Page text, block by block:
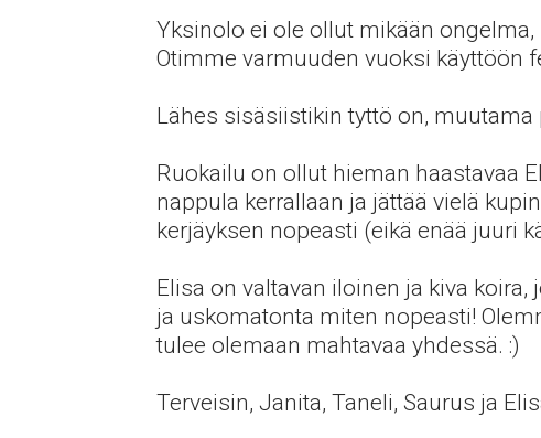
Yksinolo ei ole ollut mikään
Otimme varmuuden vuoksi käyttöön
Lähes sisäsiistikin tyttö on,
Ruokailu on ollut hieman haastavaa
nappula kerrallaan ja jättää vielä
kerjäyksen nopeasti (eikä enää juuri
Elisa on valtavan iloinen ja kiva
ja uskomatonta miten nopeasti!
tulee olemaan mahtavaa yhdessä. :)
Terveisin, Janita, Taneli, Saurus ja